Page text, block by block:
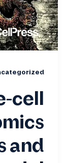
cell
and